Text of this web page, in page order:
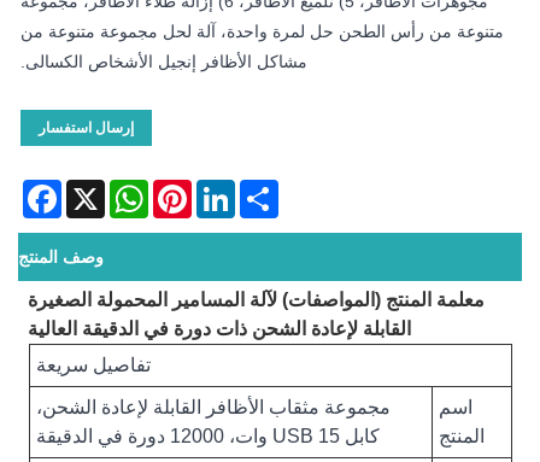
متنوعة من رأس الطحن حل لمرة واحدة، آلة لحل مجموعة متنوعة من
مشاكل الأظافر إنجيل الأشخاص الكسالى.
إرسال استفسار
X
WhatsAppPinterestLinkedInShare
وصف المنتج
معلمة المنتج (المواصفات) لآلة المسامير المحمولة الصغيرة
القابلة لإعادة الشحن ذات دورة في الدقيقة العالية
تفاصيل سريعة
اسم
المنتج
مجموعة مثقاب الأظافر القابلة لإعادة الشحن،
كابل USB 15 وات، 12000 دورة في الدقيقة